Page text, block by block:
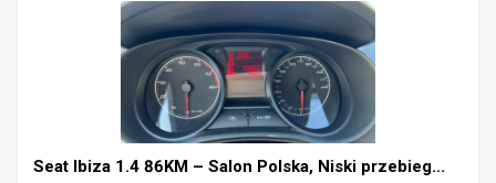
Seat Ibiza 1.4 86KM – Salon Polska, Niski przebieg...